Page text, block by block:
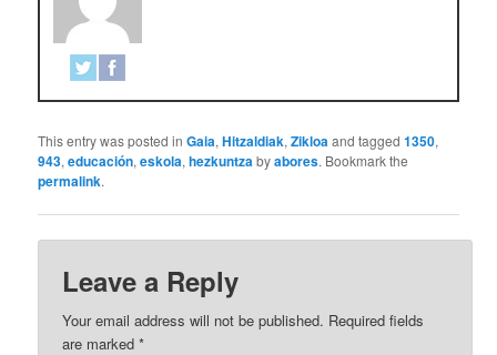
This entry was posted inGaia,Hitzaldiak,Zikloaand tagged1350,
943,educación,eskola,hezkuntzabyabores. Bookmark the
permalink.
Leave a Reply
Your email address will not be published. Required fields
are marked*